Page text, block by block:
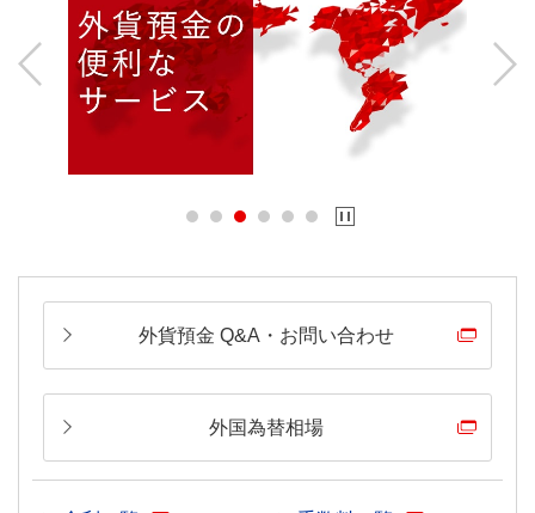
曜日 適用レート
日
19:00
クリスマス（12月25日、日曜日にあたる場合は12月26
日）は17:00までのお取り扱いとなります。
Previous
外貨預金 Q&A・お問い合わせ
外国為替相場